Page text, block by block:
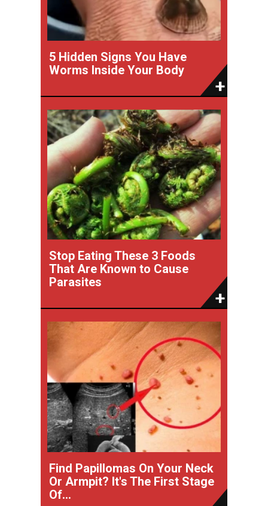
5 Hidden Signs You Have
Worms Inside Your Body
Stop Eating These 3 Foods
That Are Known to Cause
Parasites
Find Papillomas On Your Neck
Or Armpit? It's The First Stage
Of...